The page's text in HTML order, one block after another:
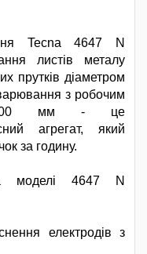
Tecna 4647 N
листів металу
прутків діаметром
з робочим
700 мм - це
агрегат, який
за годину.
моделі 4647 N
електродів з